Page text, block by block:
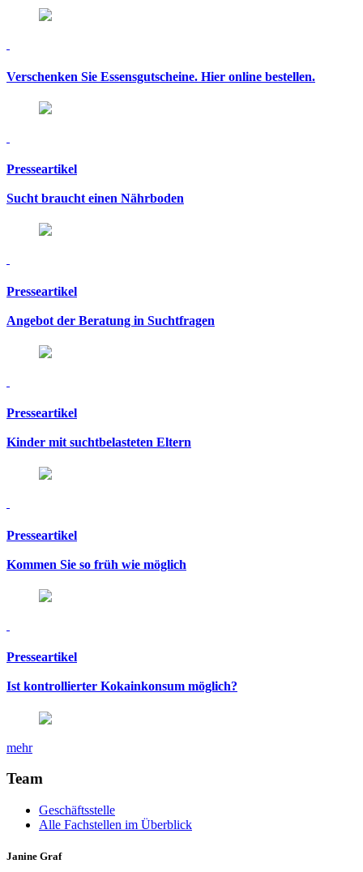
Verschenken Sie Essensgutscheine. Hier online bestellen.
Presseartikel
Sucht braucht einen Nährboden
Presseartikel
Angebot der Beratung in Suchtfragen
Presseartikel
Kinder mit suchtbelasteten Eltern
Presseartikel
Kommen Sie so früh wie möglich
Presseartikel
Ist kontrollierter Kokainkonsum möglich?
mehr
Team
Geschäftsstelle
Alle Fachstellen im Überblick
Janine Graf